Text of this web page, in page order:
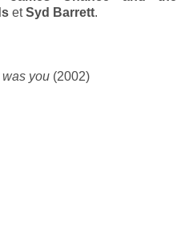
etSyd Barrett.
was you (2002)